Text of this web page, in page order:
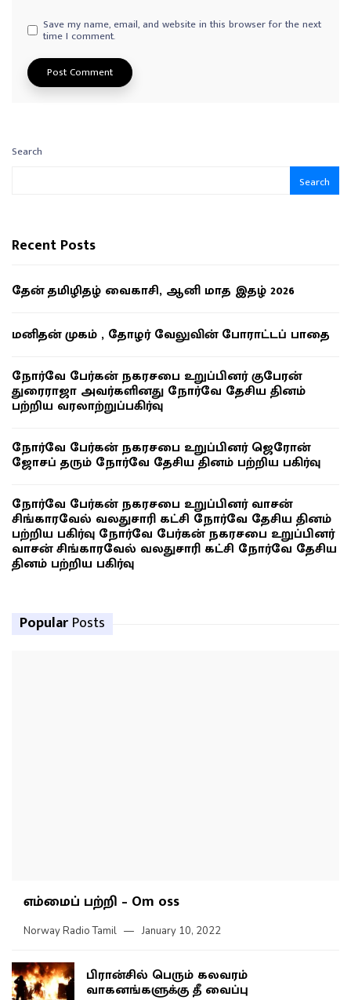
Save my name, email, and website in this browser for the next
time I comment.
Search
Search
Recent Posts
தேன் தமிழிதழ் வைகாசி, ஆனி மாத இதழ் 2026
மனிதன் முகம் , தோழர் வேலுவின் போராட்டப் பாதை
நோர்வே பேர்கன் நகரசபை உறுப்பினர் குபேரன்
துரைராஜா அவர்களினது நோர்வே தேசிய தினம்
பற்றிய வரலாற்றுப்பகிர்வு
நோர்வே பேர்கன் நகரசபை உறுப்பினர் ஜெரோன்
ஜோசப் தரும் நோர்வே தேசிய தினம் பற்றிய பகிர்வு
நோர்வே பேர்கன் நகரசபை உறுப்பினர் வாசன்
சிங்காரவேல் வலதுசாரி கட்சி நோர்வே தேசிய தினம்
பற்றிய பகிர்வு நோர்வே பேர்கன் நகரசபை உறுப்பினர்
வாசன் சிங்காரவேல் வலதுசாரி கட்சி நோர்வே தேசிய
தினம் பற்றிய பகிர்வு
Popular Posts
எம்மைப் பற்றி – Om oss
Norway Radio Tamil January 10, 2022
பிரான்சில் பெரும் கலவரம்
வாகனங்களுக்கு தீ வைப்பு